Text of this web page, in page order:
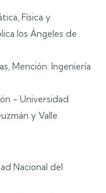
Física y
los Ángeles de
Mención: Ingeniería
- Universidad
y Valle
Nacional del